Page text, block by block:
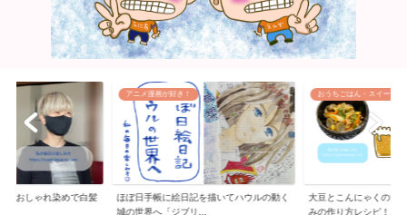
を描いてハウルの動く
おうちごはん・スイーツ
大豆とこんにゃくの甘辛煮ヘルシーおつま
みの作り方レシピ！...
ハンドメイド
リーバイスジーンズの
「膝の穴をお直しす...